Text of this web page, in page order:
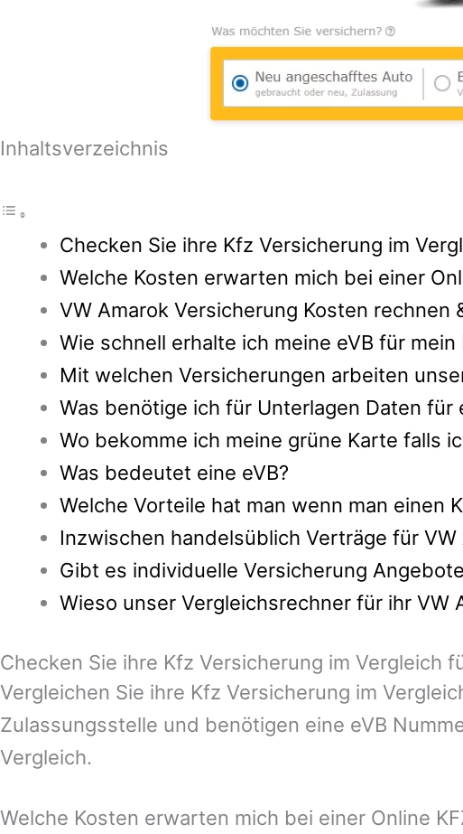
Inhaltsverzeichnis
Checken Sie ihre Kfz Versicherung im
Welche Kosten erwarten mich bei einer
VW Amarok Versicherung Kosten rechnen
Wie schnell erhalte ich meine eVB für mein
Mit welchen Versicherungen arbeiten
Was benötige ich für Unterlagen Daten
Wo bekomme ich meine grüne Karte falls
Was bedeutet eine eVB?
Welche Vorteile hat man wenn man einen
Inzwischen handelsüblich Verträge für
Gibt es individuelle Versicherung
Wieso unser Vergleichsrechner für ihr VW
Checken Sie ihre Kfz Versicherung im Vergleich
Vergleichen Sie ihre Kfz Versicherung im
Zulassungsstelle und benötigen eine eVB
Vergleich.
Welche Kosten erwarten mich bei einer Online